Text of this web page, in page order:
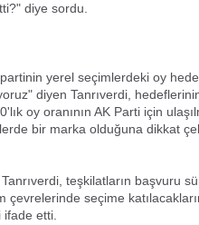
diye sordu.
partinin yerel seçimlerdeki oy
diyen Tanrıverdi,
oy oranının AK Parti için
bir marka olduğuna dikkat
teşkilatların başvuru
seçime
etti.